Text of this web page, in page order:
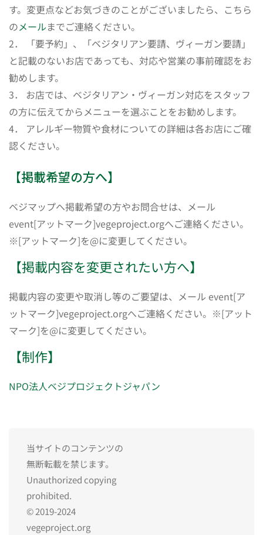
す。変更点などお気づきのことがございましたら、こちら
のメールまでご連絡ください。
2． 「要予約」、「ベジタリアン要請、ヴィーガン要請」
と記載のないお店であっても、対応や営業の事前確認をお
勧めします。
3． お店では、ベジタリアン・ヴィーガン対応をスタッフ
の方に伝えてからメニューを選ぶことをお勧めします。
4． アレルギー物質や食材についての詳細は各お店にご確
認ください。
【掲載希望の方へ】
ベジマップへ掲載希望の方やお問合せは、メール
event[アットマーク]vegeproject.orgへご連絡ください。
※[アットマーク]を@に変更してください。
【掲載内容を変更されたい方へ】
掲載内容の変更や取消し等のご要望は、メール event[ア
ットマーク]vegeproject.orgへご連絡ください。※[アット
マーク]を@に変更してください。
【制作】
NPO法人ベジプロジェクトジャパン
当サイトのコンテンツの
無断転載を禁じます。
Unauthorized copying
prohibited.
© 2019-2024
vegeproject.org